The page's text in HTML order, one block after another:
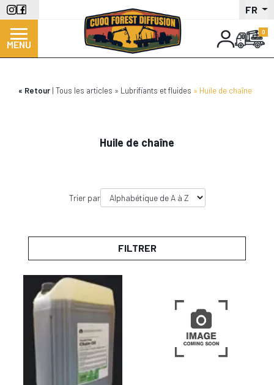
Aller
au
contenu
principal
FR
MENU
Retour Tous les articles Lubrifiants et fluides Huile de chaîne
Huile de chaîne
Trier par
FILTRER